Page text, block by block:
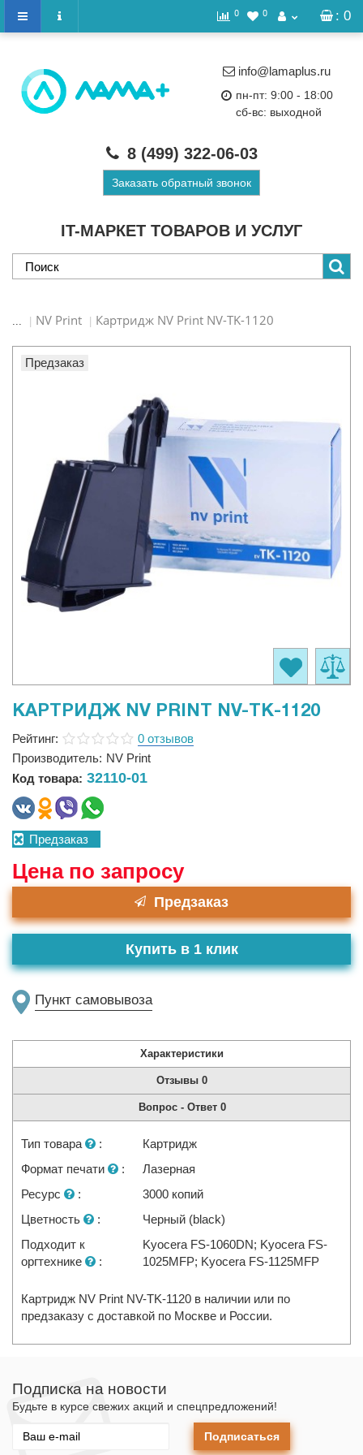
: 0
0 0
IT-МАРКЕТ ТОВАРОВ И УСЛУГ
info@lamaplus.ru
пн-пт: 9:00 - 18:00
сб-вс: выходной
8 (499) 322-06-03
Заказать обратный звонок
... NV Print Картридж NV Print NV-TK-1120
Предзаказ
КАРТРИДЖ NV PRINT NV-TK-1120
Рейтинг:
0 отзывов
Производитель: NV Print
Код товара: 32110-01
Предзаказ
Цена по запросу
Предзаказ
Пункт самовывоза
Купить в 1 клик
Характеристики
Отзывы 0
Вопрос - Ответ 0
Тип товара :
Картридж
Формат печати
:
Лазерная
Ресурс
:
3000 копий
Цветность
:
Черный (black)
Подходит к
оргтехнике
:
Kyocera FS-1060DN; Kyocera FS-
1025MFP; Kyocera FS-1125MFP
Картридж NV Print NV-TK-1120 в наличии или по
предзаказу с доставкой по Москве и России.
Подписка на новости
Будьте в курсе свежих акций и спецпредложений!
Подписаться